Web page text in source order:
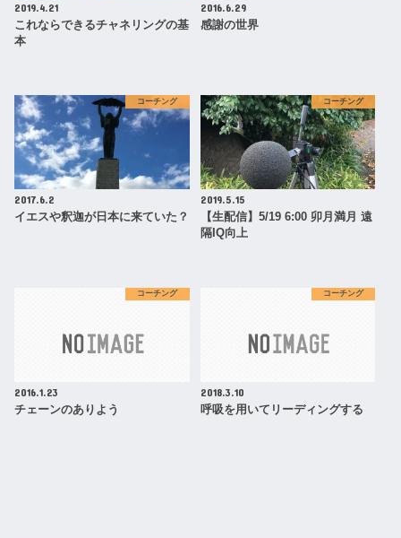
2019.4.21
これならできるチャネリングの基
本
2016.6.29
感謝の世界
コーチング
2017.6.2
イエスや釈迦が日本に来ていた？
コーチング
2019.5.15
【生配信】5/19 6:00 卯月満月 遠
隔IQ向上
コーチング
2016.1.23
チェーンのありよう
コーチング
2018.3.10
呼吸を用いてリーディングする